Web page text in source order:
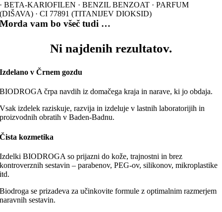
· BETA-KARIOFILEN · BENZIL BENZOAT · PARFUM
(DIŠAVA) · CI 77891 (TITANIJEV DIOKSID)
Morda vam bo všeč tudi …
Ni najdenih rezultatov.
Izdelano v Črnem gozdu
BIODROGA črpa navdih iz domačega kraja in narave, ki jo obdaja.
Vsak izdelek raziskuje, razvija in izdeluje v lastnih laboratorijih in
proizvodnih obratih v Baden-Badnu.
Čista kozmetika
Izdelki BIODROGA so prijazni do kože, trajnostni in brez
kontroverznih sestavin – parabenov, PEG-ov, silikonov, mikroplastike
itd.
Biodroga se prizadeva za učinkovite formule z optimalnim razmerjem
naravnih sestavin.